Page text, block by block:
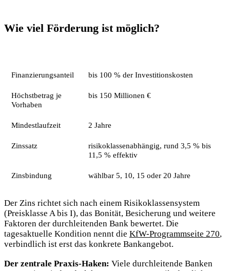
Wie viel Förderung ist möglich?
Finanzierungsanteil bis 100 % der Investitionskosten
Höchstbetrag je
Vorhaben
bis 150 Millionen €
Mindestlaufzeit 2 Jahre
Zinssatz
risikoklassenabhängig, rund 3,5 % bis
11,5 % effektiv
Zinsbindung wählbar 5, 10, 15 oder 20 Jahre
Der Zins richtet sich nach einem Risikoklassensystem
(Preisklasse A bis I), das Bonität, Besicherung und weitere
Faktoren der durchleitenden Bank bewertet. Die
tagesaktuelle Kondition nennt die KfW-Programmseite 270,
verbindlich ist erst das konkrete Bankangebot.
Der zentrale Praxis-Haken: Viele durchleitende Banken